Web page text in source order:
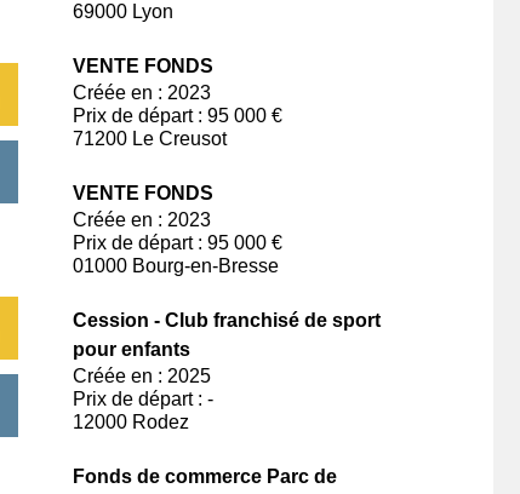
69000 Lyon
VENTE FONDS
Créée en : 2023
Prix de départ : 95 000 €
71200 Le Creusot
VENTE FONDS
Créée en : 2023
Prix de départ : 95 000 €
01000 Bourg-en-Bresse
Cession - Club franchisé de sport
pour enfants
Créée en : 2025
Prix de départ : -
12000 Rodez
Fonds de commerce Parc de